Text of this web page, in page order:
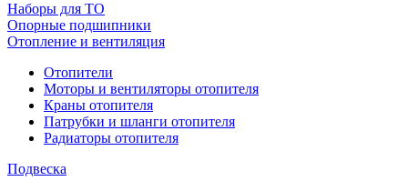
Наборы для ТО
Опорные подшипники
Отопление и вентиляция
Отопители
Моторы и вентиляторы отопителя
Краны отопителя
Патрубки и шланги отопителя
Радиаторы отопителя
Подвеска